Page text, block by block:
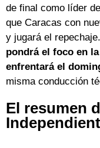
de final como líder
que Caracas con
y jugará el repechaje.
pondrá el foco en
enfrentará el
misma conducción
El resumen